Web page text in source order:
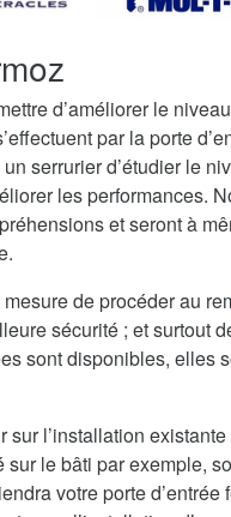
d’améliorer le
par la porte
serrurier d’étudier le
les performances.
et seront à
de procéder au
sécurité ; et surtout
sont disponibles, elles
l’installation
sur le bâti par exemple,
votre porte d’entrée